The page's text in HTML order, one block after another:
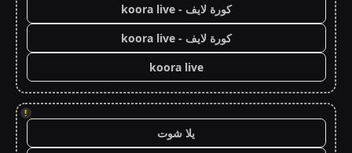
كورة لايف - koora live
كورة لايف - koora live
koora live
!
يلا شوت